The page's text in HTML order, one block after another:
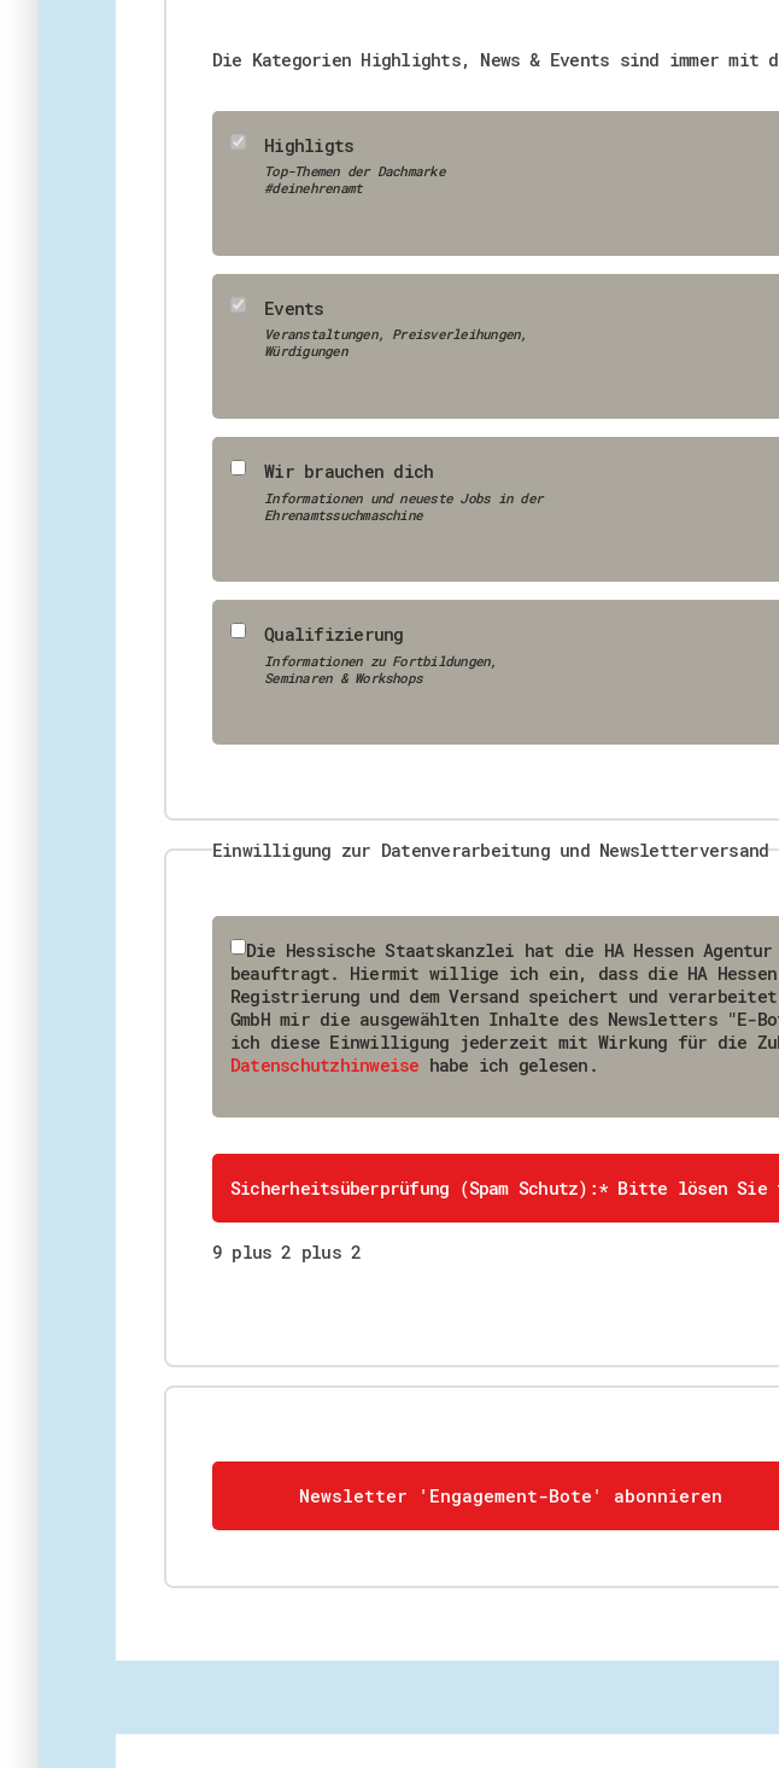
Die Kategorien Highlights, News & Events sind immer mit
Highligts
Top-Themen der Dachmarke
#deinehrenamt
Events
Veranstaltungen, Preisverleihungen,
Würdigungen
Wir brauchen dich
Informationen und neueste Jobs in der
Ehrenamtssuchmaschine
Qualifizierung
Informationen zu Fortbildungen,
Seminaren & Workshops
Einwilligung zur Datenverarbeitung und Newsletterversand
Die Hessische Staatskanzlei hat die HA Hessen
beauftragt. Hiermit willige ich ein, dass die HA Hessen
Registrierung und dem Versand speichert und verarbeitet. Ich bin damit einverstanden, dass die HA Hessen Agentur
GmbH mir die ausgewählten Inhalte des Newsletters
ich diese Einwilligung jederzeit mit Wirkung für die
Datenschutzhinweise habe ich gelesen.
Sicherheitsüberprüfung (Spam Schutz):* Bitte lösen Sie
9 plus 2 plus 2